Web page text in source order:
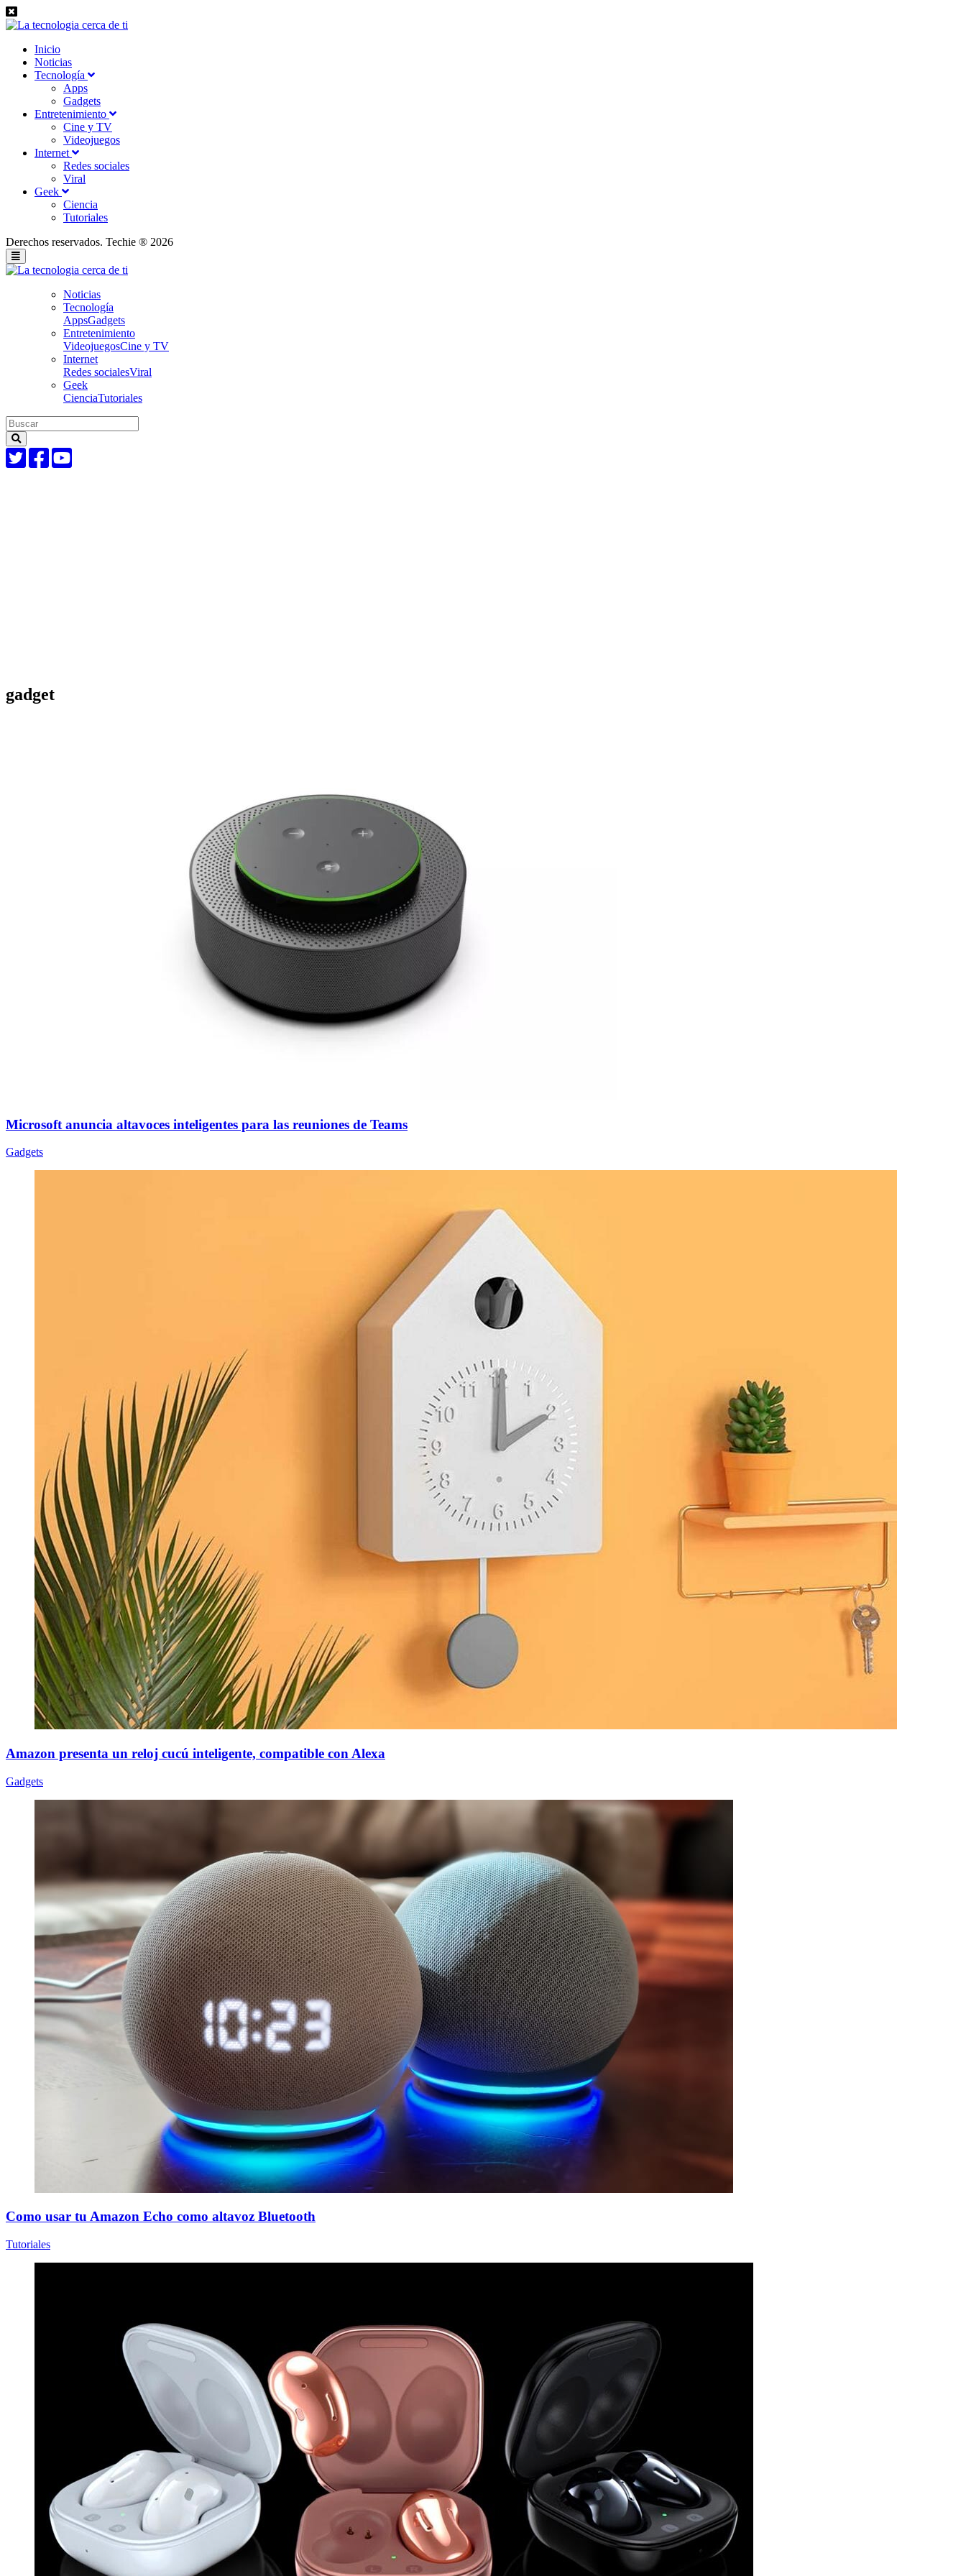
Inicio
Noticias
Tecnología
Apps
Gadgets
Entretenimiento
Cine y TV
Videojuegos
Internet
Redes sociales
Viral
Geek
Ciencia
Tutoriales
Derechos reservados. Techie ® 2026
Noticias
Tecnología
AppsGadgets
Entretenimiento
VideojuegosCine y TV
Internet
Redes socialesViral
Geek
CienciaTutoriales
gadget
Microsoft anuncia altavoces inteligentes para las reuniones de Teams
Gadgets
Amazon presenta un reloj cucú inteligente, compatible con Alexa
Gadgets
Como usar tu Amazon Echo como altavoz Bluetooth
Tutoriales